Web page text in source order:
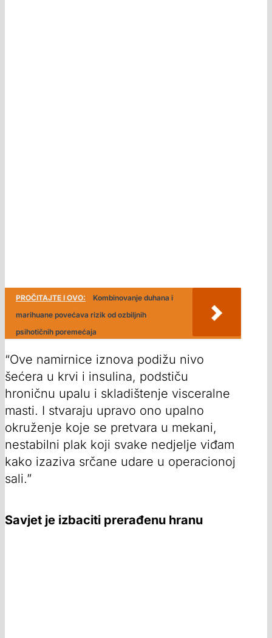
PROČITAJTE I OVO:
Kombinovanje duhana i
marihuane povećava rizik od ozbiljnih
psihotičnih poremećaja
“Ove namirnice iznova podižu nivo
šećera u krvi i insulina, podstiču
hroničnu upalu i skladištenje visceralne
masti. I stvaraju upravo ono upalno
okruženje koje se pretvara u mekani,
nestabilni plak koji svake nedjelje viđam
kako izaziva srčane udare u operacionoj
sali.”
Savjet je izbaciti prerađenu hranu